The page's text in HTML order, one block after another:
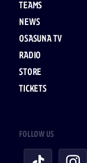
TEAMS
NEWS
OSASUNA TV
RADIO
STORE
TICKETS
FOLLOW US